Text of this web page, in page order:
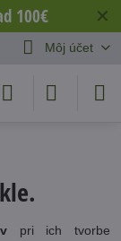
✕
100€
Môj účet
pri ich tvorbe